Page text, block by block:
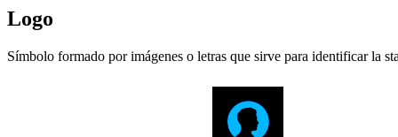
Logo
Símbolo formado por imágenes o letras que sirve para identificar la